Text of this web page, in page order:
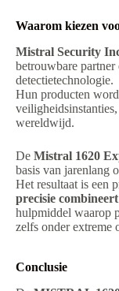
Waarom kiezen
Mistral Security
betrouwbare partner
detectietechnologie.
Hun producten
wereldwijd.
De Mistral 1620
basis van jarenlang
Het resultaat is een
precisie
hulpmiddel waarop
zelfs onder extreme
Conclusie